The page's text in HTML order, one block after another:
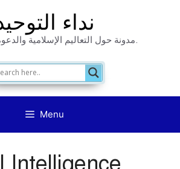
نداء
مدونة حول التعاليم الإسلامية والدعوة إلى التوحيد.
Menu
Intelligence